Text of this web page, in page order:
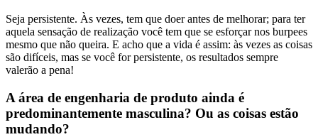
Seja persistente. Às vezes, tem que doer antes de melhorar; para ter
aquela sensação de realização você tem que se esforçar nos burpees
mesmo que não queira. E acho que a vida é assim: às vezes as coisas
são difíceis, mas se você for persistente, os resultados sempre
valerão a pena!
A área de engenharia de produto ainda é
predominantemente masculina? Ou as coisas estão
mudando?